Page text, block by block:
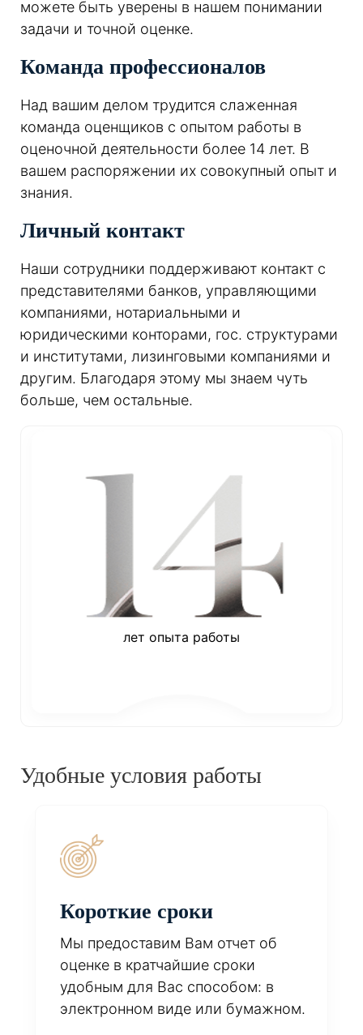
можете быть уверены в нашем понимании
задачи и точной оценке.
Команда профессионалов
Над вашим делом трудится слаженная
команда оценщиков с опытом работы в
оценочной деятельности более 14 лет. В
вашем распоряжении их совокупный опыт и
знания.
Личный контакт
Наши сотрудники поддерживают контакт с
представителями банков, управляющими
компаниями, нотариальными и
юридическими конторами, гос. структурами
и институтами, лизинговыми компаниями и
другим. Благодаря этому мы знаем чуть
больше, чем остальные.
лет опыта работы
Удобные условия работы
Короткие сроки
Мы предоставим Вам отчет об
оценке в кратчайшие сроки
удобным для Вас способом: в
электронном виде или бумажном.